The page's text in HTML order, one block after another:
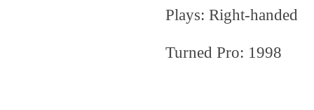
Plays: Right-handed
Turned Pro: 1998